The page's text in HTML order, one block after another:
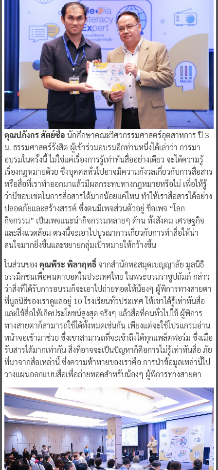
คุณปภังกร สัตย์ซื่อ นักศึกษาคณะวิศวกรรมศาสตร์อุตสาหการ ปี 3
ม. ธรรมศาสตร์รังสิต ผู้เข้าร่วมอบรมอีกท่านหนึ่งได้เล่าว่า การมา
อบรมในครั้งนี้ ไม่ใช่แค่เรื่องการรู้เท่าทันสื่ออย่างเดียว จะได้ความรู้
เรื่องกฎหมายด้วย ซึ่งบุคคลทั่วไปอาจมีความกังวลเกี่ยวกับการสื่อสาร
หรือสื่อที่เราทำออกมาแล้วมีผลกระทบทางกฎหมายหรือไม่ เพื่อให้รู้
ว่ามีขอบเขตในการสื่อสารได้มากน้อยแค่ไหน ทำให้เราสื่อสารได้อย่าง
ปลอดภัยและสร้างสรรค์ ซึ่งตนมีเพจส่วนตัวอยู่ ชื่อเพจ “โลก
กิจกรรม” เป็นเพจแนะนำกิจกรรมหลายๆ ด้าน ทั้งสังคม เศรษฐกิจ
และสิ่งแวดล้อม ตรงนี้จะเอาไปบูรณาการเกี่ยวกับการทำสื่อให้น่า
สนใจมากยิ่งขึ้นและขยายกลุ่มเป้าหมายให้กว้างขึ้น
ในส่วนของ คุณพีระ พิลาฤทธิ์จากสำนักหอสมุดเบญญาลัย มูลนิธิ
ธรรมิกชนเพื่อคนตาบอดในประเทศไทย ในพระบรมราชูปถัมภ์ กล่าว
ว่าสิ่งที่ได้รับการอบรมก็จะเอาไปถ่ายทอดให้น้องๆ ผู้พิการทางสายตา
ที่มูลนิธิของเราดูแลอยู่ 10 โรงเรียนทั่วประเทศ ให้เขาได้รู้เท่าทันสื่อ
และใช้สื่อให้เกิดประโยชน์สูงสุด จริงๆ แล้วสื่อที่คนทั่วไปใช้ ผู้พิการ
ทางสายตาก็สามารถใช้ได้ทั้งหมดเช่นกัน เพียงแต่จะใช้โปรแกรมอ่าน
หน้าจอเข้ามาช่วย ซึ่งเขาสามารถที่จะเข้าถึงได้ทุกแพล็ตฟอร์ม ซึ่งเมื่อ
รับสารได้มากเท่ากัน สิ่งที่อาจจะเป็นปัญหาก็คือการไม่รู้เท่าทันสื่อ ภัย
ที่มาจากสื่อเหล่านี้ ซึ่งความท้าทายของเราคือ การนำข้อมูลเหล่านี้ไป
วางแผนออกแบบสื่อเพื่อถ่ายทอดสำหรับน้องๆ ผู้พิการทางสายตา